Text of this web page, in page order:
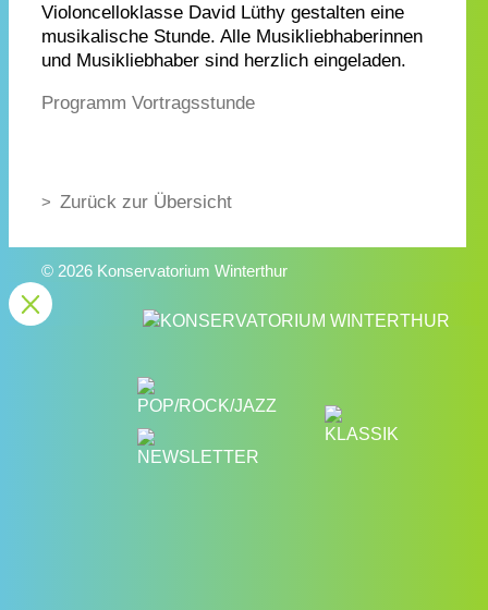
Violoncelloklasse David Lüthy gestalten eine
musikalische Stunde. Alle Musikliebhaberinnen
und Musikliebhaber sind herzlich eingeladen.
Programm Vortragsstunde
Zurück zur Übersicht
© 2026 Konservatorium Winterthur